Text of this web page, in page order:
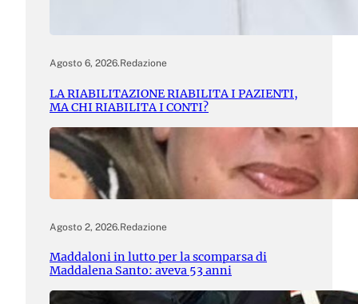
Agosto 6, 2026.Redazione
LA RIABILITAZIONE RIABILITA I PAZIENTI,
MA CHI RIABILITA I CONTI?
Agosto 2, 2026.Redazione
Maddaloni in lutto per la scomparsa di
Maddalena Santo: aveva 53 anni